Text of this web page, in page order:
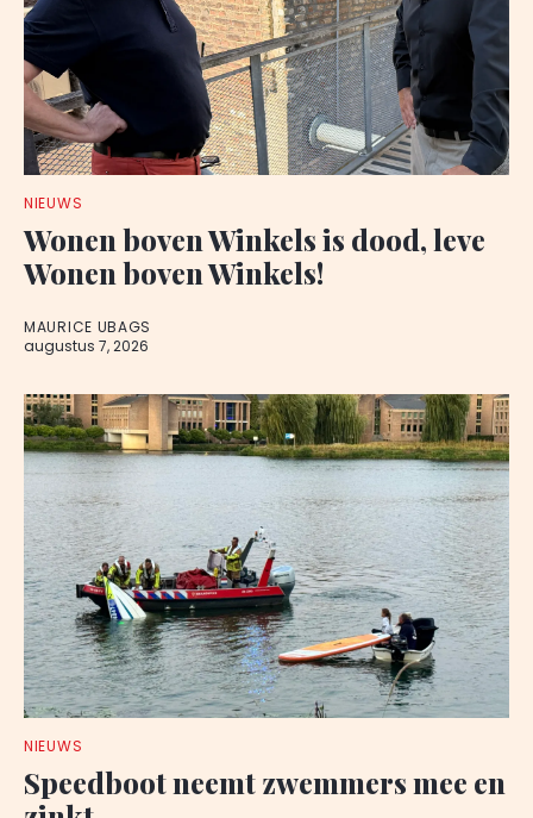
NIEUWS
Wonen boven Winkels is dood, leve
Wonen boven Winkels!
MAURICE UBAGS
augustus 7, 2026
NIEUWS
Speedboot neemt zwemmers mee en